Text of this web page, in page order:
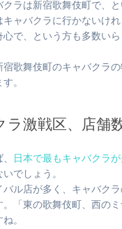
ラは新宿歌舞伎町で、
キャバクラに行かないけ
で、という方も多数い
宿歌舞伎町のキャバクラ
。
ラ激戦区、店舗
日本で最もキャバクラ
でしょう。
バル店が多く、キャバク
。「東の歌舞伎町、西の
。